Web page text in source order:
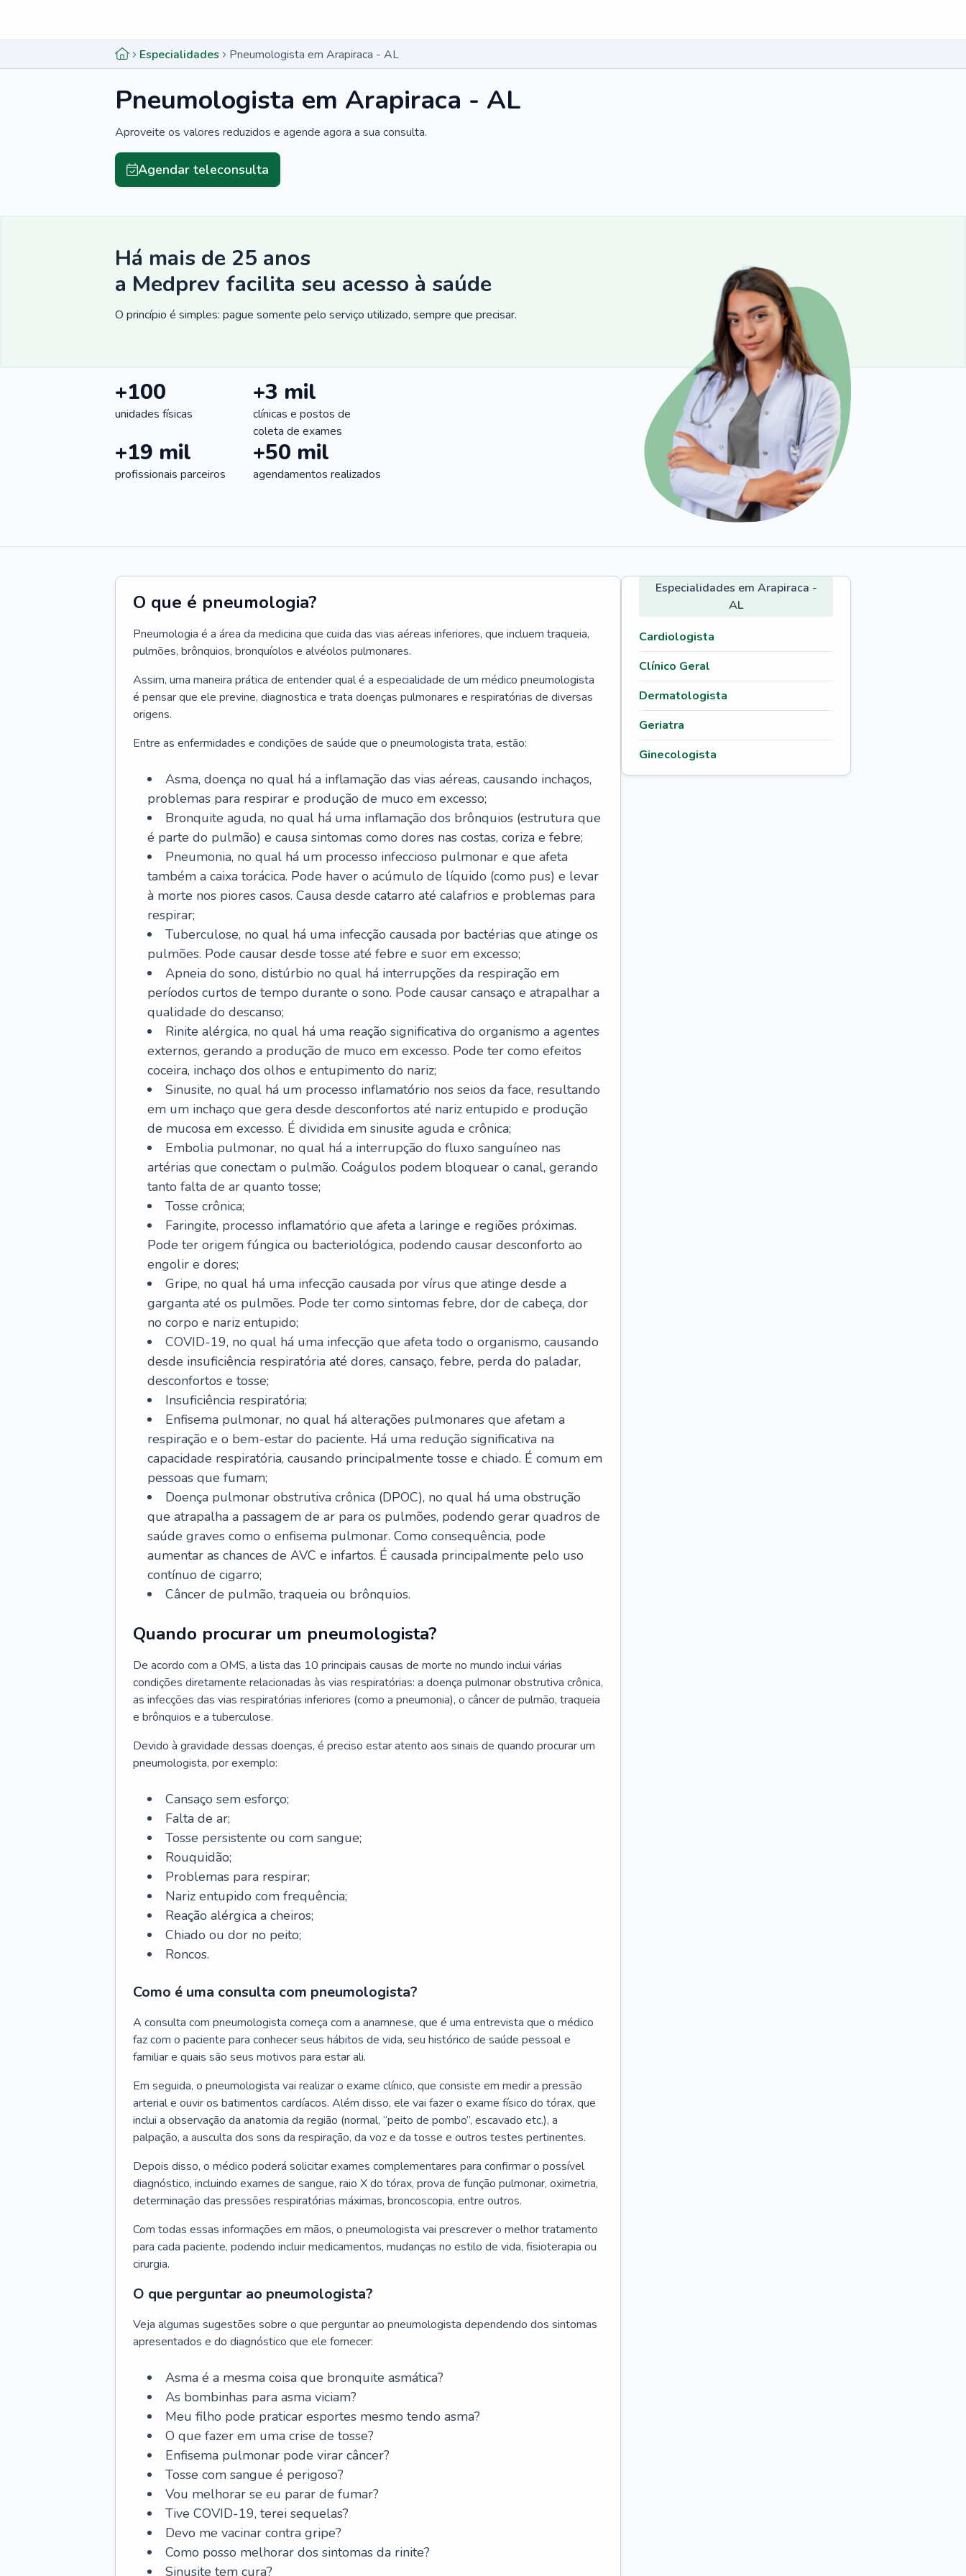
Especialidades Pneumologista em Arapiraca - AL
Pneumologista em Arapiraca - AL
Aproveite os valores reduzidos e agende agora a sua consulta.
Agendar teleconsulta
Há mais de 25 anos
a Medprev facilita seu acesso à saúde
O princípio é simples: pague somente pelo serviço utilizado, sempre que precisar.
+100
unidades físicas
+3 mil
clínicas e postos de
coleta de exames
+19 mil
profissionais parceiros
+50 mil
agendamentos realizados
O que é pneumologia?
Pneumologia é a área da medicina que cuida das vias aéreas inferiores, que incluem traqueia,
pulmões, brônquios, bronquíolos e alvéolos pulmonares.
Assim, uma maneira prática de entender qual é a especialidade de um médico pneumologista
é pensar que ele previne, diagnostica e trata doenças pulmonares e respiratórias de diversas
origens.
Entre as enfermidades e condições de saúde que o pneumologista trata, estão:
Asma, doença no qual há a inflamação das vias aéreas, causando inchaços,
problemas para respirar e produção de muco em excesso;
Bronquite aguda, no qual há uma inflamação dos brônquios (estrutura que
é parte do pulmão) e causa sintomas como dores nas costas, coriza e febre;
Pneumonia, no qual há um processo infeccioso pulmonar e que afeta
também a caixa torácica. Pode haver o acúmulo de líquido (como pus) e levar
à morte nos piores casos. Causa desde catarro até calafrios e problemas para
respirar;
Tuberculose, no qual há uma infecção causada por bactérias que atinge os
pulmões. Pode causar desde tosse até febre e suor em excesso;
Apneia do sono, distúrbio no qual há interrupções da respiração em
períodos curtos de tempo durante o sono. Pode causar cansaço e atrapalhar a
qualidade do descanso;
Rinite alérgica, no qual há uma reação significativa do organismo a agentes
externos, gerando a produção de muco em excesso. Pode ter como efeitos
coceira, inchaço dos olhos e entupimento do nariz;
Sinusite, no qual há um processo inflamatório nos seios da face, resultando
em um inchaço que gera desde desconfortos até nariz entupido e produção
de mucosa em excesso. É dividida em sinusite aguda e crônica;
Embolia pulmonar, no qual há a interrupção do fluxo sanguíneo nas
artérias que conectam o pulmão. Coágulos podem bloquear o canal, gerando
tanto falta de ar quanto tosse;
Tosse crônica;
Faringite, processo inflamatório que afeta a laringe e regiões próximas.
Pode ter origem fúngica ou bacteriológica, podendo causar desconforto ao
engolir e dores;
Gripe, no qual há uma infecção causada por vírus que atinge desde a
garganta até os pulmões. Pode ter como sintomas febre, dor de cabeça, dor
no corpo e nariz entupido;
COVID-19, no qual há uma infecção que afeta todo o organismo, causando
desde insuficiência respiratória até dores, cansaço, febre, perda do paladar,
desconfortos e tosse;
Insuficiência respiratória;
Enfisema pulmonar, no qual há alterações pulmonares que afetam a
respiração e o bem-estar do paciente. Há uma redução significativa na
capacidade respiratória, causando principalmente tosse e chiado. É comum em
pessoas que fumam;
Doença pulmonar obstrutiva crônica (DPOC), no qual há uma obstrução
que atrapalha a passagem de ar para os pulmões, podendo gerar quadros de
saúde graves como o enfisema pulmonar. Como consequência, pode
aumentar as chances de AVC e infartos. É causada principalmente pelo uso
contínuo de cigarro;
Câncer de pulmão, traqueia ou brônquios.
Quando procurar um pneumologista?
De acordo com a OMS, a lista das 10 principais causas de morte no mundo inclui várias
condições diretamente relacionadas às vias respiratórias: a doença pulmonar obstrutiva crônica,
as infecções das vias respiratórias inferiores (como a pneumonia), o câncer de pulmão, traqueia
e brônquios e a tuberculose.
Devido à gravidade dessas doenças, é preciso estar atento aos sinais de quando procurar um
pneumologista, por exemplo:
Cansaço sem esforço;
Falta de ar;
Tosse persistente ou com sangue;
Rouquidão;
Problemas para respirar;
Nariz entupido com frequência;
Reação alérgica a cheiros;
Chiado ou dor no peito;
Roncos.
Como é uma consulta com pneumologista?
A consulta com pneumologista começa com a anamnese, que é uma entrevista que o médico
faz com o paciente para conhecer seus hábitos de vida, seu histórico de saúde pessoal e
familiar e quais são seus motivos para estar ali.
Em seguida, o pneumologista vai realizar o exame clínico, que consiste em medir a pressão
arterial e ouvir os batimentos cardíacos. Além disso, ele vai fazer o exame físico do tórax, que
inclui a observação da anatomia da região (normal, “peito de pombo”, escavado etc.), a
palpação, a ausculta dos sons da respiração, da voz e da tosse e outros testes pertinentes.
Depois disso, o médico poderá solicitar exames complementares para confirmar o possível
diagnóstico, incluindo exames de sangue, raio X do tórax, prova de função pulmonar, oximetria,
determinação das pressões respiratórias máximas, broncoscopia, entre outros.
Com todas essas informações em mãos, o pneumologista vai prescrever o melhor tratamento
para cada paciente, podendo incluir medicamentos, mudanças no estilo de vida, fisioterapia ou
cirurgia.
O que perguntar ao pneumologista?
Veja algumas sugestões sobre o que perguntar ao pneumologista dependendo dos sintomas
apresentados e do diagnóstico que ele fornecer:
Asma é a mesma coisa que bronquite asmática?
As bombinhas para asma viciam?
Meu filho pode praticar esportes mesmo tendo asma?
O que fazer em uma crise de tosse?
Enfisema pulmonar pode virar câncer?
Tosse com sangue é perigoso?
Vou melhorar se eu parar de fumar?
Tive COVID-19, terei sequelas?
Devo me vacinar contra gripe?
Como posso melhorar dos sintomas da rinite?
Sinusite tem cura?
Especialidades em Arapiraca -
AL
Cardiologista
Clínico Geral
Dermatologista
Geriatra
Ginecologista